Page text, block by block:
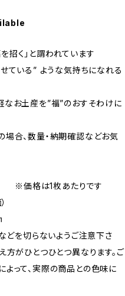
招く」と謂われています
ている” ような気持ちになれる
なお土産を”福”のおすそわけに
合、数量・納期確認などお気
※価格は1枚あたりです
どを切らないようご注意下さ
方がひとつひとつ異なります。ご
よって、実際の商品との色味に